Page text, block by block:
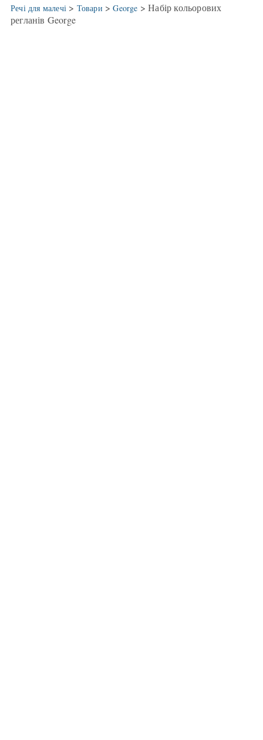
Речі для малечі > Товари >George > Набір кольорових
регланів George